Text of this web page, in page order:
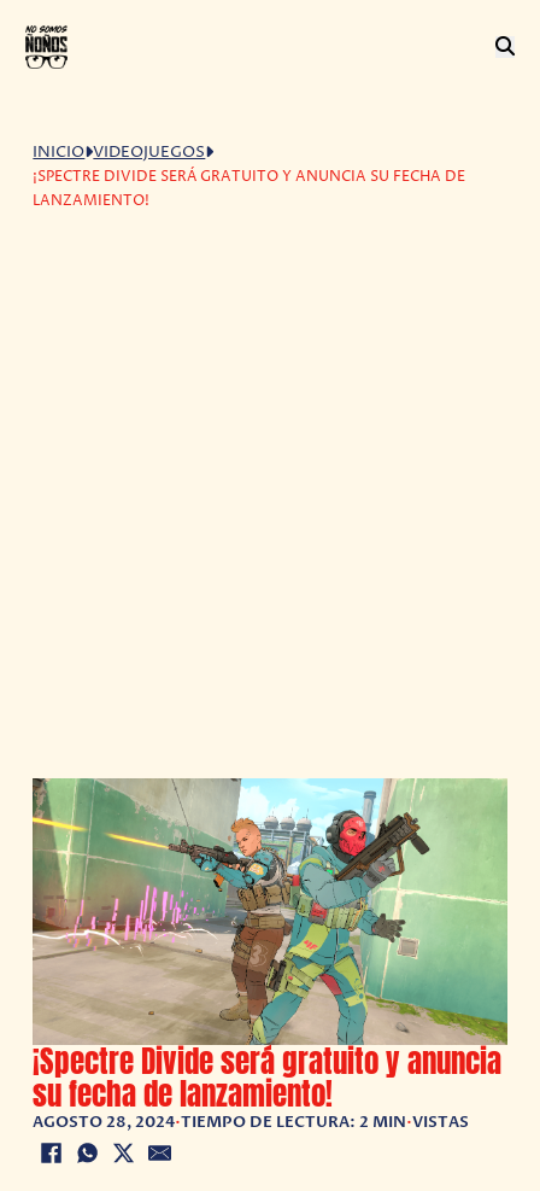
INICIO VIDEOJUEGOS
¡SPECTRE DIVIDE SERÁ GRATUITO Y ANUNCIA SU FECHA DE
LANZAMIENTO!
¡Spectre Divide será gratuito y anuncia
su fecha de lanzamiento!
AGOSTO 28, 2024•TIEMPO DE LECTURA: 2 MIN•VISTAS